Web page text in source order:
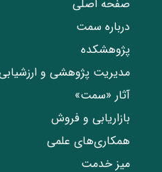
صفحه اصلی
درباره سمت
پژوهشکده
مدیریت پژوهشی و
آثار «سمت»
بازاریابی و فروش
همکاری‌های علمی
میز خدمت